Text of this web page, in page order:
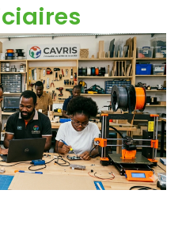
Doctorants
Chercheurs
acteurs sociaux.